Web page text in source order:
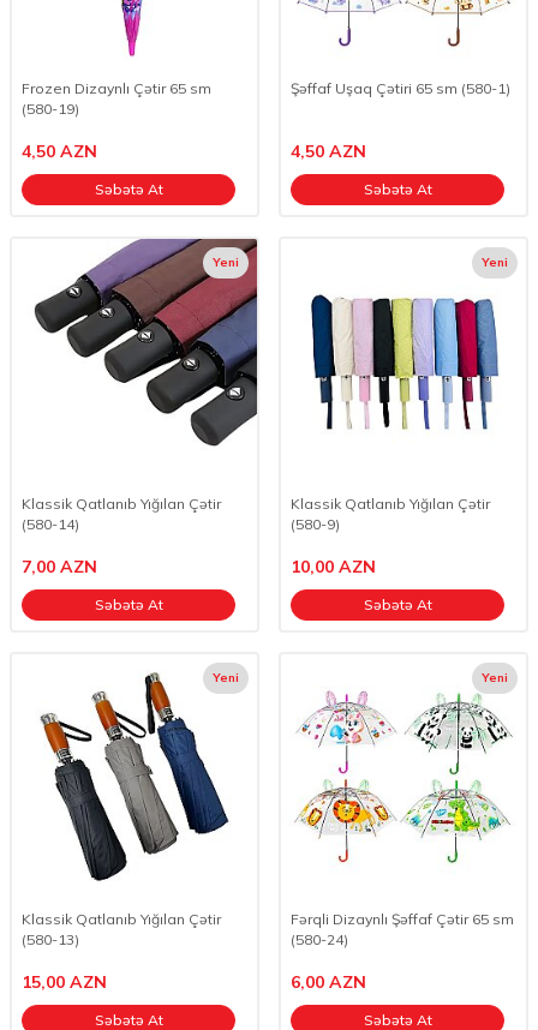
Frozen Dizaynlı Çətir 65 sm
(580-19)
4,50 AZN
Səbətə At
Şəffaf Uşaq Çətiri 65 sm (580-1)
4,50 AZN
Səbətə At
Yeni
Klassik Qatlanıb Yığılan Çətir
(580-14)
7,00 AZN
Səbətə At
Yeni
Klassik Qatlanıb Yığılan Çətir
(580-9)
10,00 AZN
Səbətə At
Yeni
Klassik Qatlanıb Yığılan Çətir
(580-13)
15,00 AZN
Səbətə At
Yeni
Fərqli Dizaynlı Şəffaf Çətir 65 sm
(580-24)
6,00 AZN
Səbətə At